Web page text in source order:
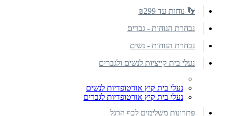
👣 נוחות עד ₪299
נבחרת הנוחות - גברים
נבחרת הנוחות - נשים
נעלי בית קייציות לנשים ולגברים
נעלי בית קיץ אורטופדיות לנשים
נעלי בית קיץ אורטופדיות לגברים
פתרונות משלימים לכף הרגל